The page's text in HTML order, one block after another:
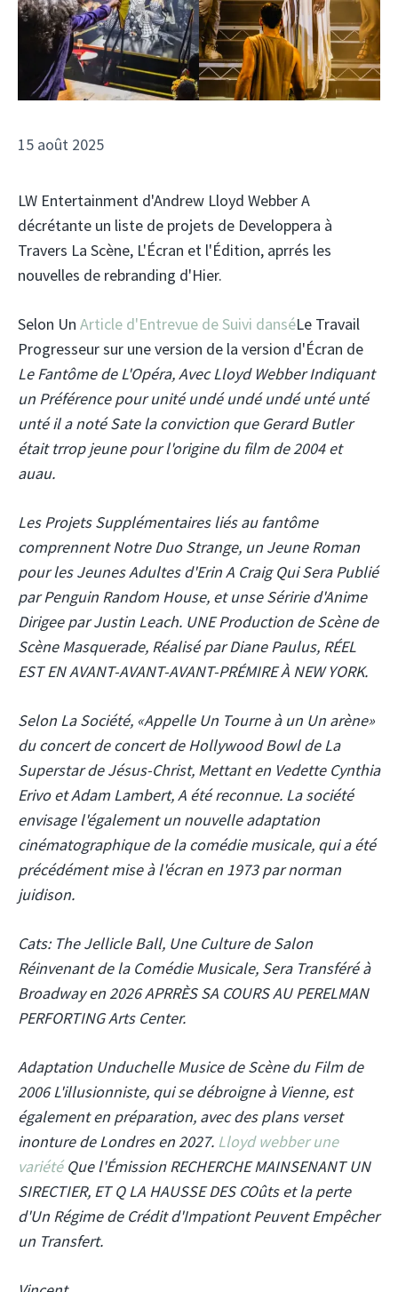
15 août 2025
LW Entertainment d'Andrew Lloyd Webber A
décrétante un liste de projets de Developpera à
Travers La Scène, L'Écran et l'Édition, aprrés les
nouvelles de rebranding d'Hier.
Selon Un Article d'Entrevue de Suivi danséLe Travail
Progresseur sur une version de la version d'Écran de
Le Fantôme de L'Opéra, Avec Lloyd Webber Indiquant
un Préférence pour unité undé undé undé unté unté
unté il a noté Sate la conviction que Gerard Butler
était trrop jeune pour l'origine du film de 2004 et
auau.
Les Projets Supplémentaires liés au fantôme
comprennentNotre Duo Strange, un Jeune Roman
pour les Jeunes Adultes d'Erin A Craig Qui Sera Publié
par Penguin Random House, et unse Séririe d'Anime
Dirigee par Justin Leach. UNE Production de Scène de
Scène Masquerade, Réalisé par Diane Paulus, RÉEL
EST EN AVANT-AVANT-AVANT-PRÉMIRE À NEW YORK.
Selon La Société, «Appelle Un Tourne à un Un arène»
du concert de concert de Hollywood Bowl de La
Superstar de Jésus-Christ, Mettant en Vedette Cynthia
Erivo et Adam Lambert, A été reconnue. La société
envisage l'également un nouvelle adaptation
cinématographique de la comédie musicale, qui a été
précédément mise à l'écran en 1973 par norman
juidison.
Cats: The Jellicle Ball, Une Culture de Salon
Réinvenant de la Comédie Musicale, Sera Transféré à
Broadway en 2026 APRRÈS SA COURS AU PERELMAN
PERFORTING Arts Center.
Adaptation Unduchelle Musice de Scène du Film de
2006L'illusionniste, qui se débroigne à Vienne, est
également en préparation, avec des plans verset
inonture de Londres en 2027. Lloyd webber une
variétéQue l'Émission RECHERCHE MAINSENANT UN
SIRECTIER, ET Q LA HAUSSE DES COûts et la perte
d'Un Régime de Crédit d'Impationt Peuvent Empêcher
un Transfert.